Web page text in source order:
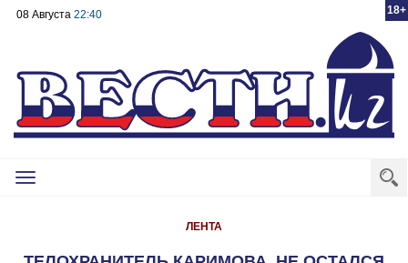
18+
08 Августа 22:40
Toggle
ЛЕНТА